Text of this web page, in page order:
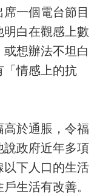
一個電台節目
白在觀感上數
想辦法不坦白
「情感上的抗
於通脹，令福
說政府近年多項
以下人口的生活
生活有改善。